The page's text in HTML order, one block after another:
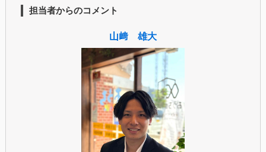
担当者からのコメント
山﨑 雄大